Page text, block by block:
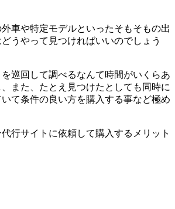
車や特定モデルといったそもそもの出
うやって見つければいいのでしょう
巡回して調べるなんて時間がいくらあ
また、たとえ見つけたとしても同時に
て条件の良い方を購入する事など極め
行サイトに依頼して購入するメリット